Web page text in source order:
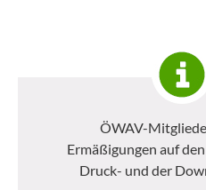
ÖWAV-
Ermäßigungen auf
Druck- und der